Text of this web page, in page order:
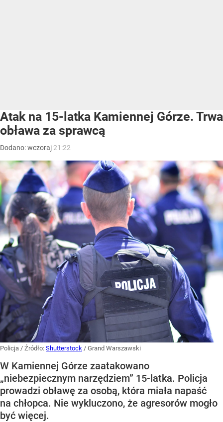
Atak na 15-latka Kamiennej Górze. Trwa
obława za sprawcą
Dodano:wczoraj 21:22
Policja / Źródło: Shutterstock / Grand Warszawski
W Kamiennej Górze zaatakowano
„niebezpiecznym narzędziem” 15-latka. Policja
prowadzi obławę za osobą, która miała napaść
na chłopca. Nie wykluczono, że agresorów mogło
być więcej.